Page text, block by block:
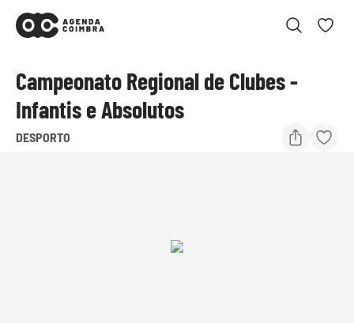
Campeonato Regional de Clubes -
Infantis e Absolutos
DESPORTO